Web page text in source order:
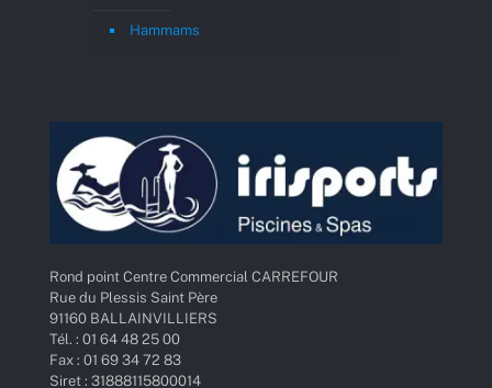
Hammams
Rond point Centre Commercial CARREFOUR
Rue du Plessis Saint Père
91160 BALLAINVILLIERS
Tél. : 01 64 48 25 00
Fax : 01 69 34 72 83
Siret : 31888115800014